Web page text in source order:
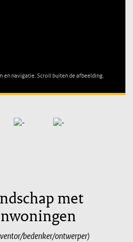
en navigatie. Scroll buiten de afbeelding.
met
bedenker/ontwerper)